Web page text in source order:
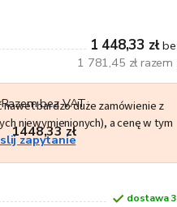
1 448,33 zł
1 781,45 zł razem
bardzo duże zamówienie z
niewymienionych), a cenę w tym
zapytanie
dostawa
Razem bez VAT
1448,33 zł